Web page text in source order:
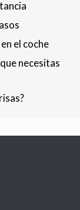
el coche
necesitas